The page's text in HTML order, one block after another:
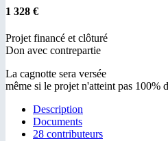
1 328 €
Projet financé et clôturé
Don avec contrepartie
La cagnotte sera versée
même si le projet n'atteint pas 100%
Description
Documents
28 contributeurs